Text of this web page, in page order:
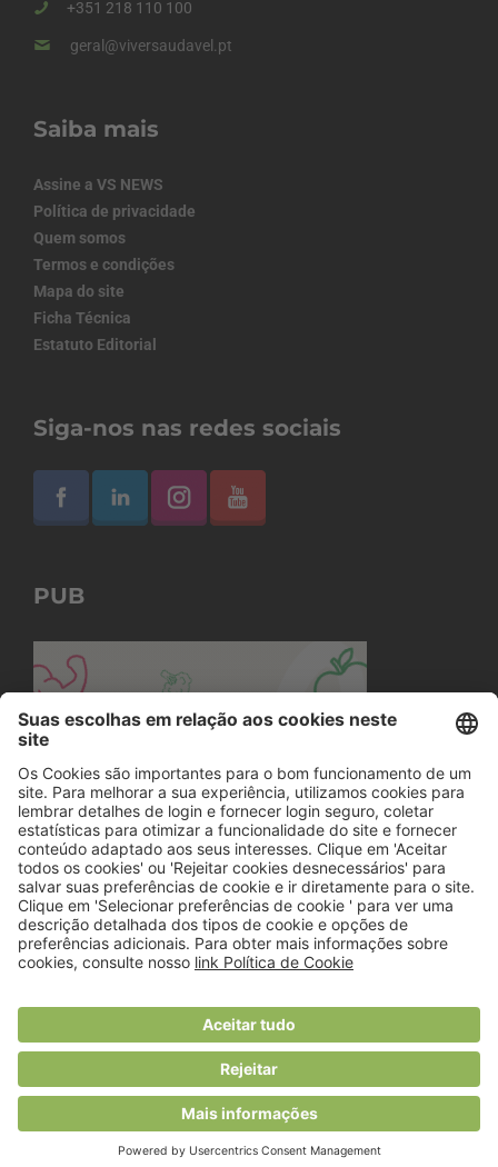
+351 218 110 100
geral@viversaudavel.pt
Saiba mais
Assine a VS NEWS
Política de privacidade
Quem somos
Termos e condições
Mapa do site
Ficha Técnica
Estatuto Editorial
Siga-nos nas redes sociais
PUB
© 2018 Viver Saudável
O portal dos profissionais de nutrição
Created byRHP Consulting